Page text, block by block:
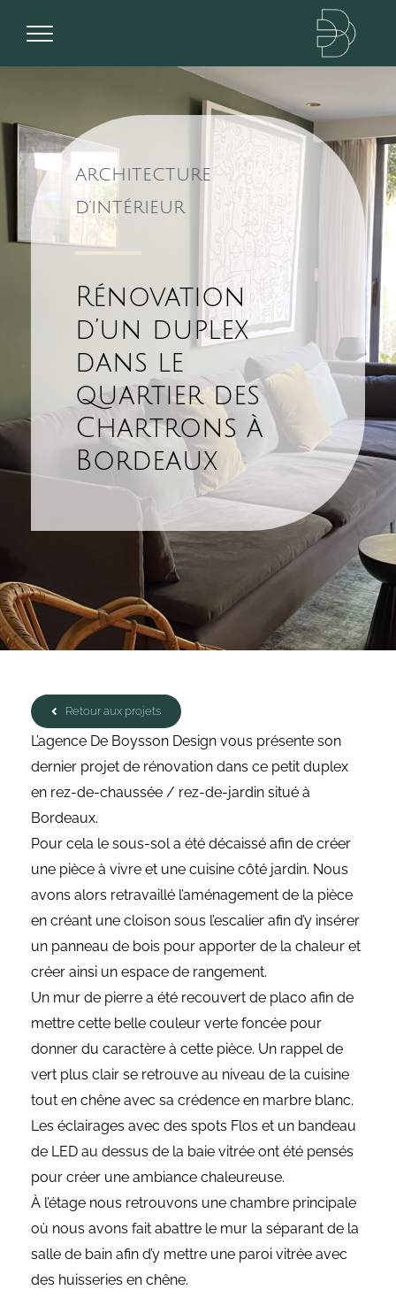
contenu
ARCHITECTURE
D’INTÉRIEUR
Rénovation
d’un duplex
dans le
quartier des
Chartrons à
Bordeaux
Retour aux projets
L’agence De Boysson Design vous présente son
dernier projet de rénovation dans ce petit duplex
en rez-de-chaussée / rez-de-jardin situé à
Bordeaux.
Pour cela le sous-sol a été décaissé afin de créer
une pièce à vivre et une cuisine côté jardin. Nous
avons alors retravaillé l’aménagement de la pièce
en créant une cloison sous l’escalier afin d’y insérer
un panneau de bois pour apporter de la chaleur et
créer ainsi un espace de rangement.
Un mur de pierre a été recouvert de placo afin de
mettre cette belle couleur verte foncée pour
donner du caractère à cette pièce. Un rappel de
vert plus clair se retrouve au niveau de la cuisine
tout en chêne avec sa crédence en marbre blanc.
Les éclairages avec des spots Flos et un bandeau
de LED au dessus de la baie vitrée ont été pensés
pour créer une ambiance chaleureuse.
À l’étage nous retrouvons une chambre principale
où nous avons fait abattre le mur la séparant de la
salle de bain afin d’y mettre une paroi vitrée avec
des huisseries en chêne.